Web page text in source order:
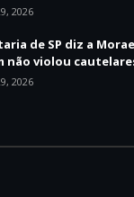
2026
de SP diz a
não violou
2026